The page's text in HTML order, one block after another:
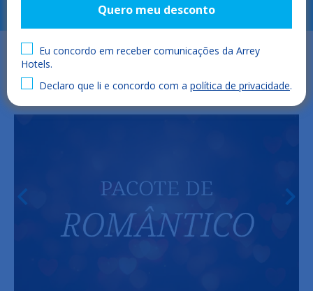
Quero meu desconto
Eu concordo em receber comunicações da Arrey
Hotels.
Declaro que li e concordo com a política de privacidade.
RESERVAR